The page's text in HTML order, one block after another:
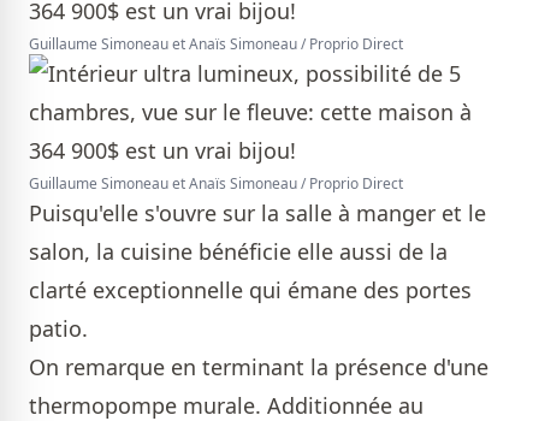
Guillaume Simoneau et Anaïs Simoneau / Proprio Direct
Guillaume Simoneau et Anaïs Simoneau / Proprio Direct
Puisqu'elle s'ouvre sur la salle à manger et le
salon, la cuisine bénéficie elle aussi de la
clarté exceptionnelle qui émane des portes
patio.
On remarque en terminant la présence d'une
thermopompe murale. Additionnée au